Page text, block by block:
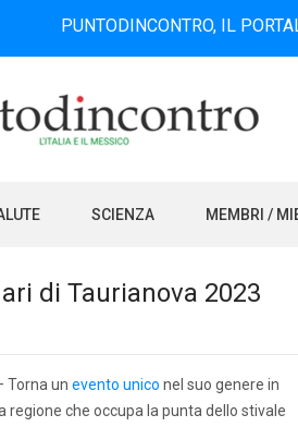
IL PORTALE
SCIENZA MEMBRI /
di Taurianova 2023
Torna un evento unico nel suo genere in
regione che occupa la punta dello stivale